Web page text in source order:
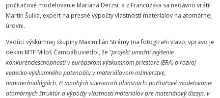
počítačové modelovanie Mariana Derzsi, a z Francúzska sa nedávno vrátil
Martin Šulka, expert na presné výpočty vlastností materiálov na atomárnej
úrovni.
Vedúci výskumnej skupiny Maximilián Strémy (na fotogtrafii vľavo, vpravo je
dekan MTF Miloš Čambál) uviedol, že “projekt umožní zvýšenie
konkurencieschopnosti v európskom výskumnom priestore (ERA) a rozvoj
vedecko-výskumného potenciálu v materiálovom inžinierstve,
nanotechnológiách, či mnohých súvisiacich oblastiach: počítačové modelovanie
atomárnych štruktúr a výpočty vlastností materiálov pre materiálový dizajn, v